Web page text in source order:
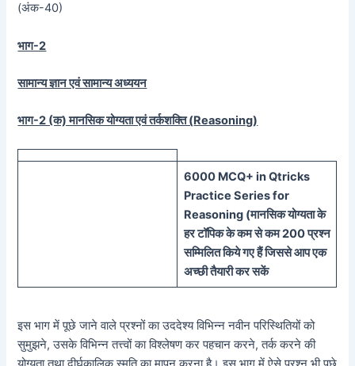
(अंक-40)
भाग-2
सामान्य ज्ञान एवं सामान्य अध्ययन
भाग-2 (क) मानसिक योग्यता एवं तर्कशक्ति (Reasoning)
6000 MCQ+ inQtricks
Practice Seriesfor
Reasoning (मानसिकयोग्यता के
हर टॉपिक के कम से कम 200 प्रश्न
सम्मिलित किये गए हैं जिससे आप एक
अच्छी तैयारी कर सकें
इस भाग में पूछे जाने वाले प्रश्नों का उददेश्य विभिन्न नवीन परिस्थितियों को
सुमुझने, उसके विभिन्न तत्त्वों का विश्लेषण कर पहचान करने, तर्क करने की